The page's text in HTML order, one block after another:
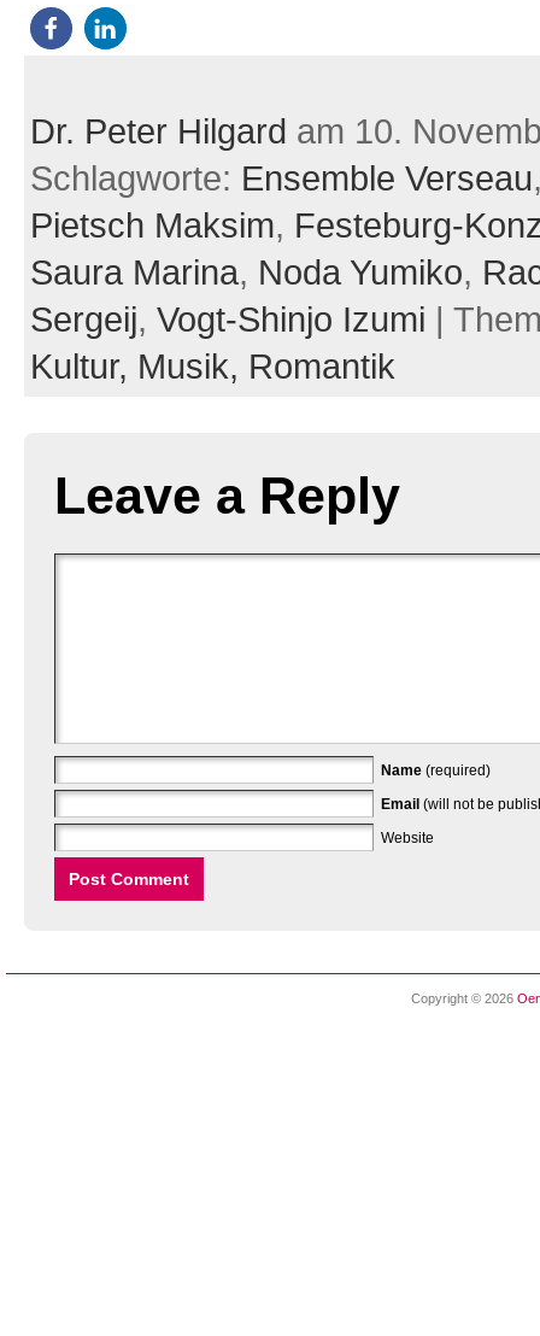
Dr. Peter Hilgard am 10.
Schlagworte: Ensemble Verseau
Pietsch Maksim, Festeburg-
Saura Marina, Noda Yumiko,
Sergeij, Vogt-Shinjo Izumi |
Kultur, Musik, Romantik
Leave a Reply
Name (required)
Email (will not be
Website
Copyright © 2026